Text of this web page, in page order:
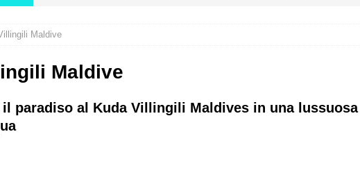
HOTEL E RESORT A 5 STELLE
SPECIALI
Maldive
Maldive
il paradiso al Kuda Villingili Maldives in una lussuosa